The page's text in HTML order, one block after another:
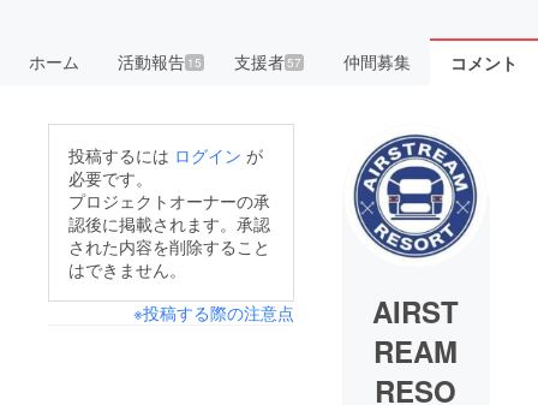
ホーム 活動報告15 支援者57 仲間募集 コメント
投稿するには ログイン が
必要です。
プロジェクトオーナーの承
認後に掲載されます。承認
された内容を削除すること
はできません。
※投稿する際の注意点
AIRST
REAM
RESO